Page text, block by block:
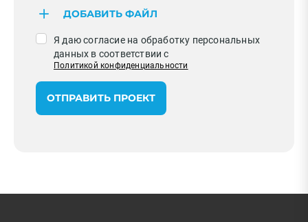
ДОБАВИТЬ ФАЙЛ
Я даю согласие на обработку персональных
данных в соответствии с
Политикой конфиденциальности
ОТПРАВИТЬ ПРОЕКТ